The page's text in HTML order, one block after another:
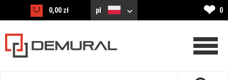
0,00 zł pl ❤ 0